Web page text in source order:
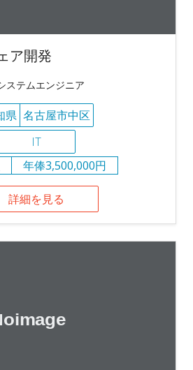
ア開発
ステムエンジニア
県 名古屋市中区
IT
年俸3,500,000円
詳細を見る